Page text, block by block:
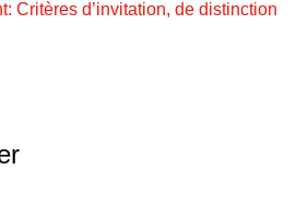
Critères d’invitation, de distinction